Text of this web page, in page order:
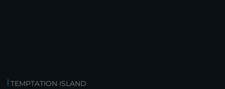
TEMPTATION ISLAND